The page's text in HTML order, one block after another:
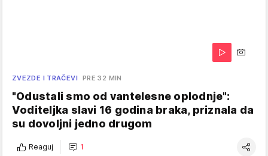
ZVEZDE I TRAČEVI PRE 32 MIN
"Odustali smo od vantelesne oplodnje":
Voditeljka slavi 16 godina braka, priznala da
su dovoljni jedno drugom
Reaguj 1